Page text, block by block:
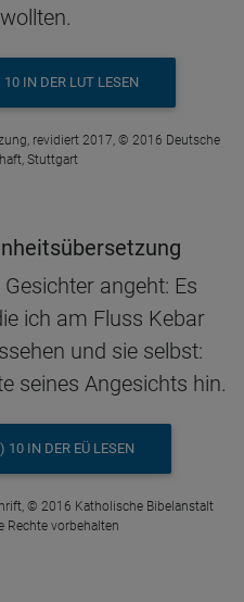
IN DER LUT LESEN
revidiert 2017, © 2016 Deutsche
Stuttgart
angeht: Es
ich am Fluss Kebar
und sie selbst:
seines Angesichts hin.
10 IN DER EÜ LESEN
© 2016 Katholische Bibelanstalt
Rechte vorbehalten